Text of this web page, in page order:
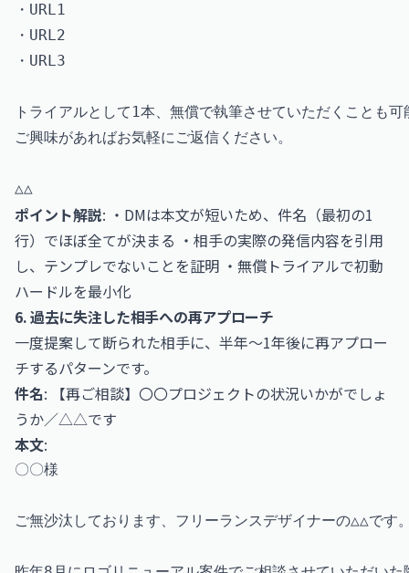
・URL1
・URL2
・URL3
トライアルとして1本、無償で執筆させていただくことも可
ご興味があればお気軽にご返信ください。
ポイント解説: ・DMは本文が短いため、件名（最初の1
行）でほぼ全てが決まる ・相手の実際の発信内容を引用
し、テンプレでないことを証明 ・無償トライアルで初動
ハードルを最小化
6. 過去に失注した相手への再アプローチ
一度提案して断られた相手に、半年〜1年後に再アプロー
チするパターンです。
件名: 【再ご相談】〇〇プロジェクトの状況いかがでしょ
うか／△△です
本文:
〇〇様
ご無沙汰しております、フリーランスデザイナーの△△です